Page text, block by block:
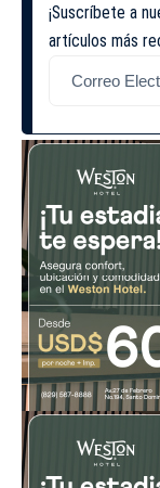
¡Suscríbete a
artículos más